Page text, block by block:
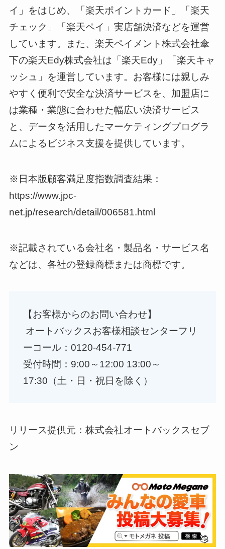
イ」をはじめ、「楽天ポイントカード」「楽天
チェック」「楽天ペイ」実店舗決済などを運営
しています。また、楽天ペイメント株式会社傘
下の楽天Edy株式会社は「楽天Edy」「楽天キャ
ッシュ」を運営しています。お客様には親しみ
やすく便利で安全な決済サービスを、加盟店に
は業種・業態に合わせた幅広い決済サービス
と、データを活用したマーケティングプログラ
ムによるビジネス支援を提供しています。
※日本版顧客満足度指数調査結果：
https://www.jpc-
net.jp/research/detail/006581.html
※記載されている会社名・製品名・サービス名
などは、各社の登録商標または商標です。
【お客様からのお問い合わせ】
オートバックスお客様相談センターフリ
ーコール：0120-454-771
受付時間：9:00～12:00 13:00～
17:30（土・日・祝日を除く）
リリース提供元：株式会社オートバックスセブ
ン